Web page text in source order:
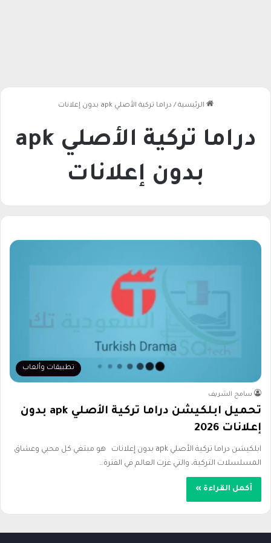
الرئيسية / دراما تركية الأصلي apk بدون إعلانات
دراما تركية الأصلي apk
بدون إعلانات
تطبيقات وألعاب
سامح الشريف
تحميل ابلكيشن دراما تركية الأصلي apk بدون
إعلانات 2026
ابلكيشن دراما تركية الأصلي apk بدون إعلانات هو مبتغي كل محبي وعشاق
المسلسلات التركية، والتي غزت العالم في الفترة…
أكمل القراءة »